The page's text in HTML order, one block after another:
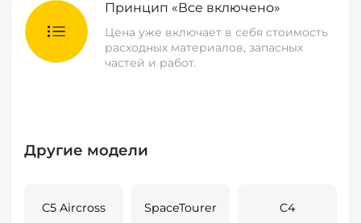
Принцип «Все включено»
Цена уже включает в себя стоимость
расходных материалов, запасных
частей и работ.
Другие модели
C5 Aircross SpaceTourer C4